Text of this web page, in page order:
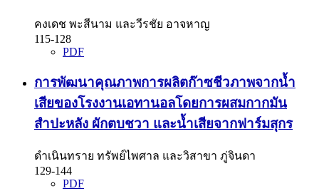
คงเดช พะสีนาม และวีรชัย อาจหาญ
115-128
PDF
การพัฒนาคุณภาพการผลิตก๊าซชีวภาพจากน้ำ
เสียของโรงงานเอทานอลโดยการผสมกากมัน
สำปะหลัง ผักตบชวา และน้ำเสียจากฟาร์มสุกร
ดำเนินทราย ทรัพย์ไพศาล และวิสาขา ภู่จินดา
129-144
PDF